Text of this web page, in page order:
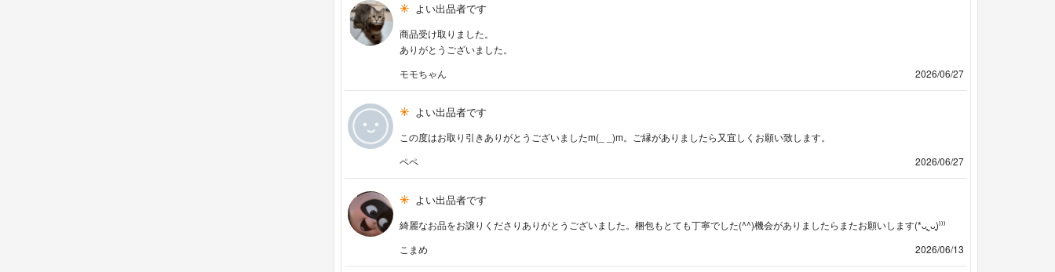
よい出品者です
商品受け取りました。
ありがとうございました。
モモちゃん
2026/06/27
よい出品者です
この度はお取り引きありがとうございましたm(_ _)m。ご縁がありましたら又宜しくお願い致します。
ペペ
2026/06/27
よい出品者です
綺麗なお品をお譲りくださりありがとうございました。梱包もとても丁寧でした(^^)機会がありましたらまたお願いします(*ᴗ͈ˬᴗ͈)⁾⁾⁾
こまめ
2026/06/13